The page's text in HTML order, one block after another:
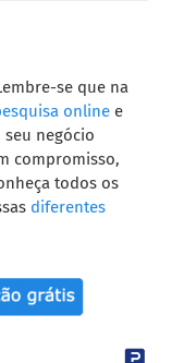
se que na
online e
seu negócio
compromisso,
todos os
diferentes